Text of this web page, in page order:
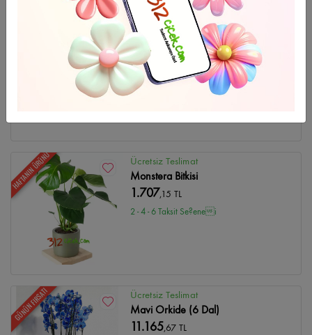
Ücretsiz Teslimat
Holland Dörtlü Beyaz Orkide
4.557 ,09 TL
2 - 4 - 6 Taksit Se?enei
HAFTANIN ÜRÜNÜ Ücretsiz Teslimat
Monstera Bitkisi
1.707,15 TL
2 - 4 - 6 Taksit Se?enei
GÜNÜN FIRSATI Ücretsiz Teslimat
Mavi Orkide (6 Dal)
11.165,67 TL